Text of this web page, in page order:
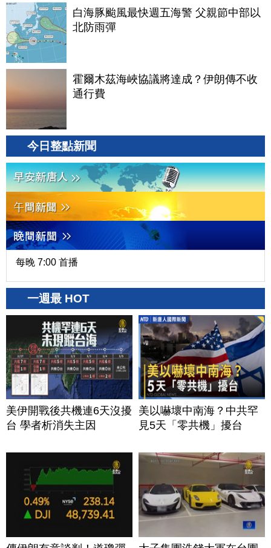
白海豚颱風最快週五海警 父親節中部以
北防雨彈
霍爾木茲海峽協議將達成？伊朗傳不收
通行費
今日整點新聞
每晚 7:00 首播
一週最 HOT
美伊開戰後共機連6天沒擾
台 學者析消失主因
美以嚇壞中南海？中共罕
見5天「零共機」擾台